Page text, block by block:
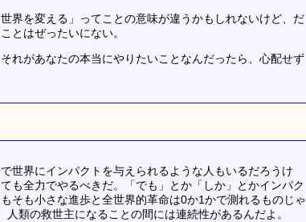
界を変える」ってことの意味が違うかもしれないけど、だ
とはぜったいにない。
れがあなたの本当にやりたいことなんだったら、心配せず
世界にインパクトを与えられるような人もいるだろうけ
も全力でやるべきだ。「でも」とか「しか」とかインパク
そも小さな進歩と全世界的革命は0か1かで測れるものじゃ
類の救世主になることの間には連続性があるんだよ。